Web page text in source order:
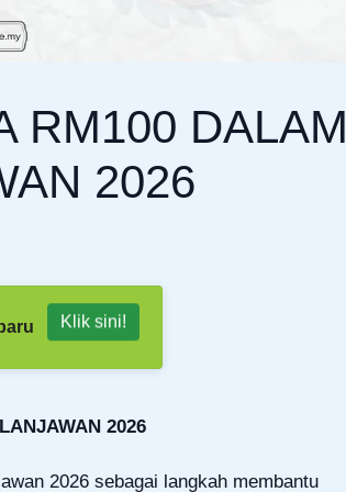
RM100 DALAM
2026
Klik sini!
2026
2026 sebagai langkah membantu